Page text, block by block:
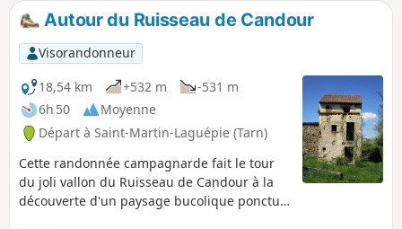
Autour du Ruisseau de Candour
Visorandonneur
18,54 km
+532 m
-531 m
6h 50
Moyenne
Départ à Saint-Martin-Laguépie (Tarn)
Cette randonnée campagnarde fait le tour
du joli vallon du Ruisseau de Candour à la
découverte d'un paysage bucolique ponctué